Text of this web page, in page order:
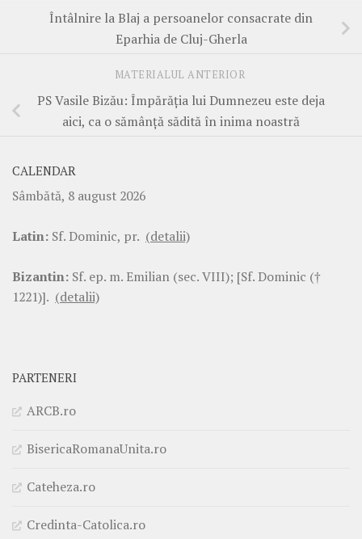
Întâlnire la Blaj a persoanelor consacrate din
Eparhia de Cluj-Gherla
MATERIALUL ANTERIOR
PS Vasile Bizău: Împărăția lui Dumnezeu este deja
aici, ca o sămânță sădită în inima noastră
CALENDAR
Sâmbătă, 8 august 2026
Latin: Sf. Dominic, pr. (detalii)
Bizantin: Sf. ep. m. Emilian (sec. VIII); [Sf. Dominic (†
1221)]. (detalii)
PARTENERI
ARCB.ro
BisericaRomanaUnita.ro
Cateheza.ro
Credinta-Catolica.ro